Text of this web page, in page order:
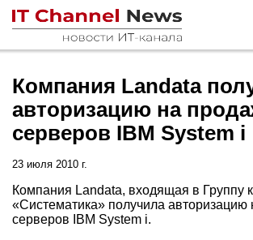
Компания Landata
авторизацию на
серверов IBM System i
23 июля 2010 г.
Компания Landata, входящая в Группу
«Систематика» получила авторизацию
серверов IBM System i.